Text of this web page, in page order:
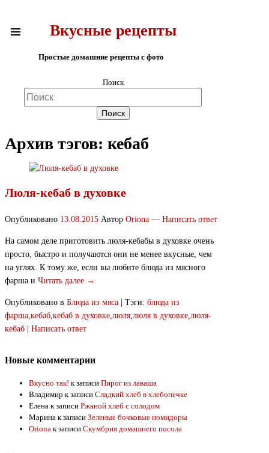
Вкусные рецепты
Простые домашние рецепты с фото
Поиск
Архив тэгов: кебаб
Люля-кебаб в духовке
Опубликовано 13.08.2015 Автор Oriona — Написать ответ
На самом деле приготовить люля-кебабы в духовке очень
просто, быстро и получаются они не менее вкусные, чем
на углях. К тому же, если вы любите блюда из мясного
фарша и Читать далее →
Опубликовано в Блюда из мяса Тэги: блюда из
фарша,кебаб,кебаб в духовке,люля,люля в духовке,люля-
кебаб
Написать ответ
Новые комментарии
Вкусно так! к записи Пирог из лаваша
Владимир к записи Сладкий хлеб в хлебопечке
Елена к записи Ржаной хлеб с солодом
Марина к записи Зеленые бочковые помидоры
Oriona к записи Скумбрия домашнего посола